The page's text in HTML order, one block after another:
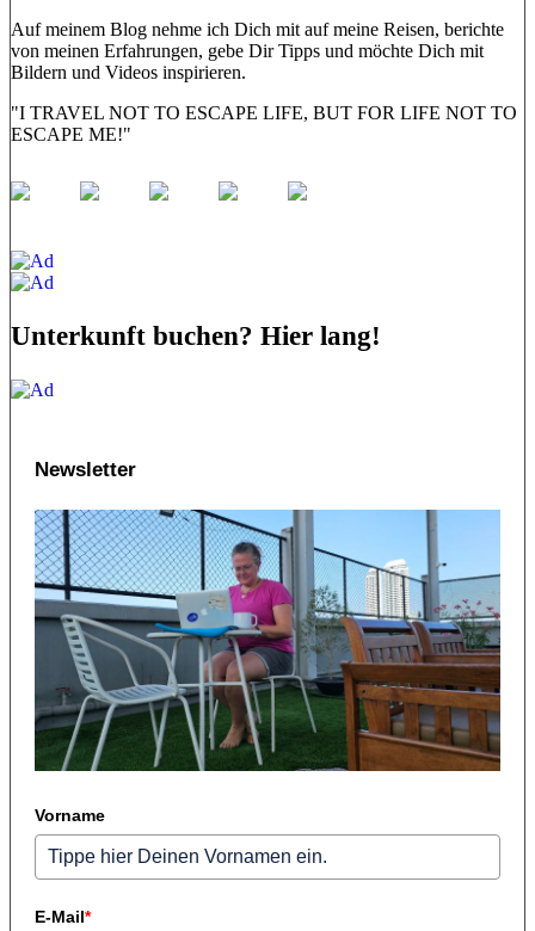
Auf meinem Blog nehme ich Dich mit auf meine Reisen, berichte
von meinen Erfahrungen, gebe Dir Tipps und möchte Dich mit
Bildern und Videos inspirieren.
"I TRAVEL NOT TO ESCAPE LIFE, BUT FOR LIFE NOT TO
ESCAPE ME!"
Unterkunft buchen? Hier lang!
Newsletter
Vorname
E-Mail*